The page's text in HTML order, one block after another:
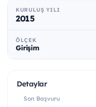
KURULUŞ YILI
2015
ÖLÇEK
Girişim
Detaylar
Son Başvuru